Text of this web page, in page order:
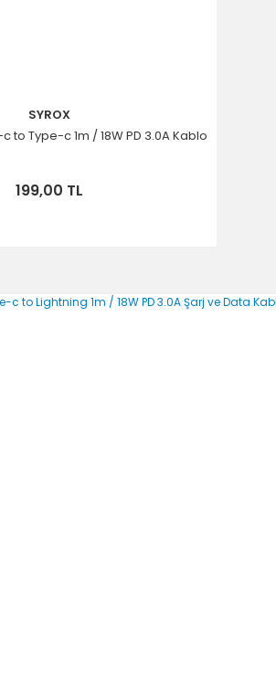
SYROX
c to Type-c 1m / 18W PD 3.0A Kablo
199,00 TL